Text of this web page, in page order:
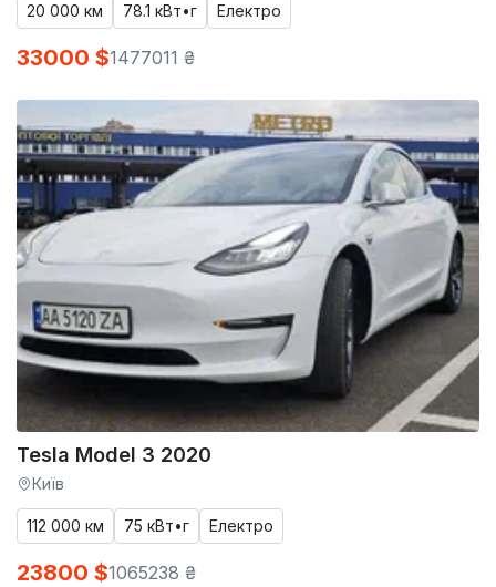
20 000 км 78.1 кВт•г Електро
33000 $1477011 ₴
Tesla Model 3 2020
Київ
112 000 км 75 кВт•г Електро
23800 $1065238 ₴